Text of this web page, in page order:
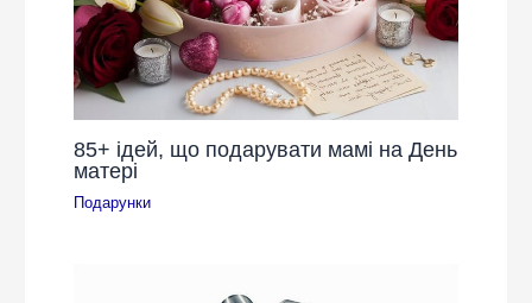
85+ ідей, що подарувати мамі на День
матері
Подарунки